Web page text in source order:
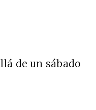
de un sábado